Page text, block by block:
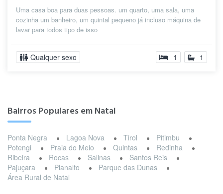
Uma casa boa para duas pessoas. um quarto, uma sala, uma
cozinha um banheiro, um quintal pequeno já incluso máquina de
lavar para todos tipo de isso
Qualquer sexo 1 1
Bairros Populares em Natal
Ponta Negra Lagoa Nova Tirol
Pitimbu
Potengi
Praia do Meio Quintas
Redinha
Ribeira
Rocas Salinas
Santos Reis
Pajuçara
Planalto
Parque das Dunas
Área Rural de Natal